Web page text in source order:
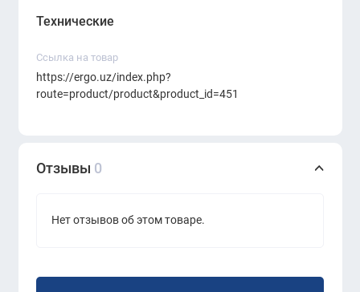
Технические
Ссылка на товар
https://ergo.uz/index.php?
route=product/product&product_id=451
Отзывы 0
Нет отзывов об этом товаре.